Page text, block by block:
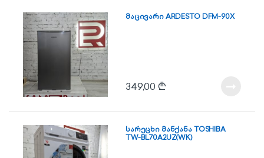
მაცივარი ARDESTO DFM-90X
349,00₾
სარეცხი მანქანა TOSHIBA
TW-BL70A2UZ(WK)